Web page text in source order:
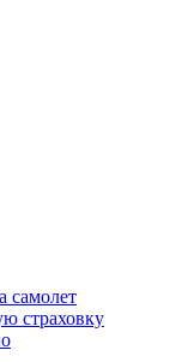
самолет
страховку